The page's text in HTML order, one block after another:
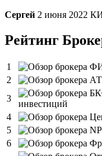
Сергей 2 июня 2022
Рейтинг
1
2
3
4
5
6